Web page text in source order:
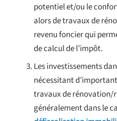
potentiel et/ou le
alors de travaux de
revenu foncier qui
de calcul de l’impôt.
Les investissements
nécessitant
travaux de
généralement dans le